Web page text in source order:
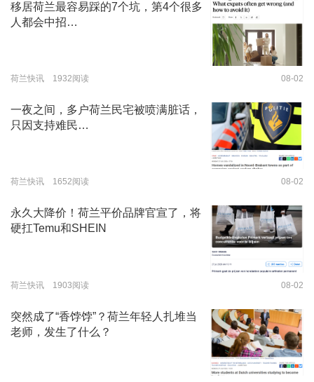
移居荷兰最容易踩的7个坑，第4个很多
人都会中招…
荷兰快讯 1932阅读 08-02
一夜之间，多户荷兰民宅被喷满脏话，
只因支持难民…
荷兰快讯 1652阅读 08-02
永久大降价！荷兰平价品牌官宣了，将
硬扛Temu和SHEIN
荷兰快讯 1903阅读 08-02
突然成了“香饽饽”？荷兰年轻人扎堆当
老师，发生了什么？